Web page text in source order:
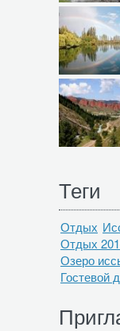
Теги
Отдых
Отдых
Озеро
Гостевой